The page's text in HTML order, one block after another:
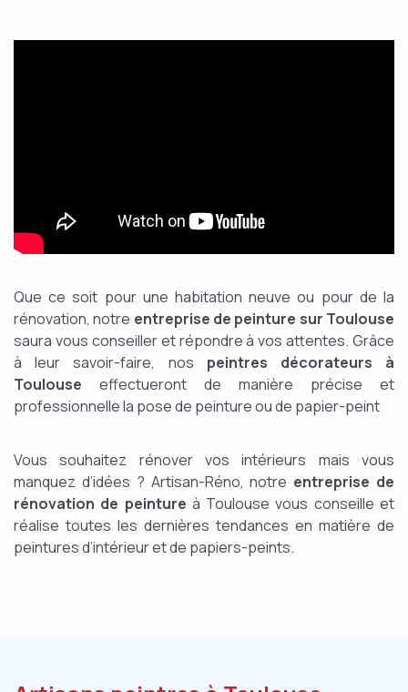
Que ce soit pour une habitation neuve ou pour de la
rénovation, notre entreprise de peinture sur Toulouse
saura vous conseiller et répondre à vos attentes. Grâce
à leur savoir-faire, nos peintres décorateurs à
Toulouse effectueront de manière précise et
professionnelle la pose de peinture ou de papier-peint
Vous souhaitez rénover vos intérieurs mais vous
manquez d’idées ? Artisan-Réno, notre entreprise de
rénovation de peinture à Toulouse vous conseille et
réalise toutes les dernières tendances en matière de
peintures d’intérieur et de papiers-peints.